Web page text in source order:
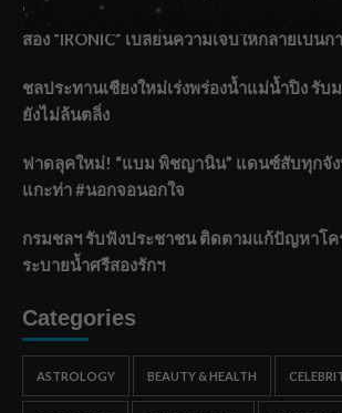
“MARQUISE (มาร์คีส์) บุกตลาดโกลบอลต่อเนื่
สอง “IRONIC” เปลี่ยนความเจ็บให้กลายเป็นก
ชลประทานเชียงใหม่เร่งพร่องน้ำแม่น้ำปิง รับ
ยังไม่ล้นตลิ่ง
ฟาดลุคใหม่! “แบม พิชญานิน” แดนซ์สับทุกจั
แกะท่า #นอกจอนอกใจ
กรมชลฯ รับฟังประชาชน ติดตามแก้ปัญหาโค
ระบายน้ำศรีสองรักฯ
Categories
ASTROLOGY BEAUTY & HEALTH